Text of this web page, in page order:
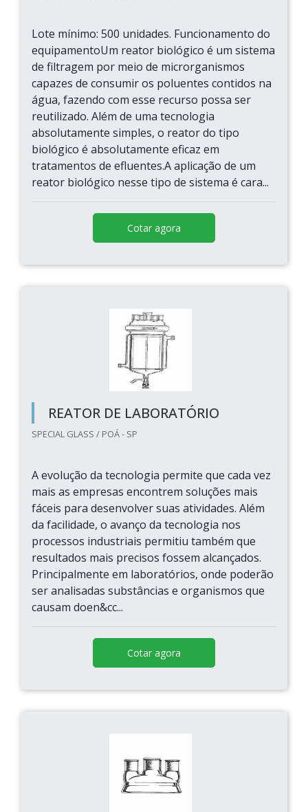
Lote mínimo: 500 unidades. Funcionamento do
equipamentoUm reator biológico é um sistema
de filtragem por meio de microrganismos
capazes de consumir os poluentes contidos na
água, fazendo com esse recurso possa ser
reutilizado. Além de uma tecnologia
absolutamente simples, o reator do tipo
biológico é absolutamente eficaz em
tratamentos de efluentes.A aplicação de um
reator biológico nesse tipo de sistema é cara...
Cotar agora
REATOR DE LABORATÓRIO
SPECIAL GLASS / POÁ - SP
A evolução da tecnologia permite que cada vez
mais as empresas encontrem soluções mais
fáceis para desenvolver suas atividades. Além
da facilidade, o avanço da tecnologia nos
processos industriais permitiu também que
resultados mais precisos fossem alcançados.
Principalmente em laboratórios, onde poderão
ser analisadas substâncias e organismos que
causam doen&cc...
Cotar agora